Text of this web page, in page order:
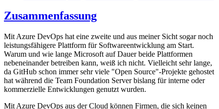
Zusammenfassung
Mit Azure DevOps hat eine zweite und aus meiner Sicht sogar noch
leistungsfähigere Plattform für Softwareentwicklung am Start.
Warum und wie lange Microsoft auf Dauer beide Plattformen
nebeneinander betreiben kann, weiß ich nicht. Vielleicht sehr lange,
da GitHub schon immer sehr viele "Open Source"-Projekte gehostet
hat während die Team Foundation Server bislang für interne oder
kommerzielle Entwicklungen genutzt wurden.
Mit Azure DevOps aus der Cloud können Firmen, die sich keinen